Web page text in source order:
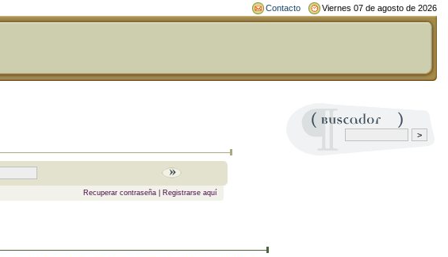
Contacto Viernes 07 de agosto de 2026
Recuperar contraseña| Registrarse aquí